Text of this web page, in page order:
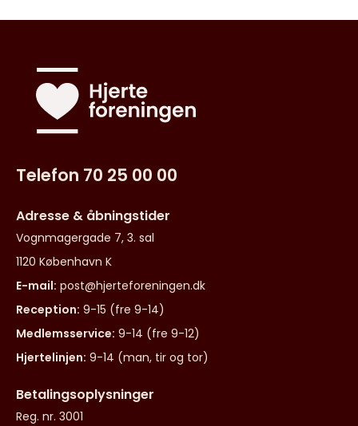
Telefon 70 25 00 00
Adresse & åbningstider
Vognmagergade 7, 3. sal
1120 København K
E-mail: post@hjerteforeningen.dk
Reception: 9-15 (fre 9-14)
Medlemsservice: 9-14 (fre 9-12)
Hjertelinjen: 9-14 (man, tir og tor)
Betalingsoplysninger
Reg. nr. 3001